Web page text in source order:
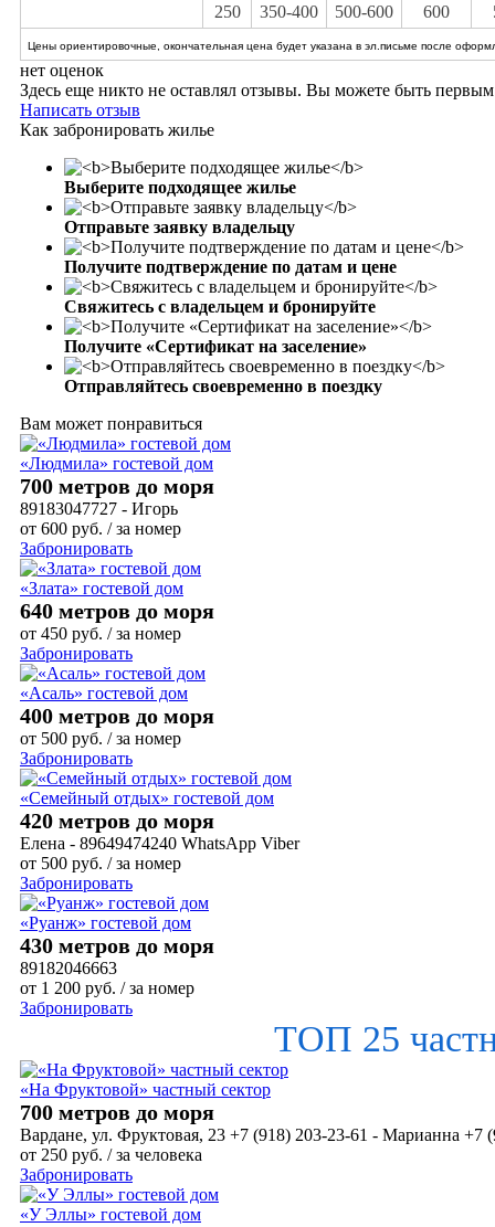
250
350-400 500-600 600
Цены ориентировочные, окончательная цена будет указана в эл.письме после
нет оценок
Здесь еще никто не оставлял отзывы. Вы можете быть первым
Написать отзыв
Как забронировать жилье
Выберите подходящее жилье
Отправьте заявку владельцу
Получите подтверждение по датам и цене
Свяжитесь с владельцем и бронируйте
Получите «Сертификат на заселение»
Отправляйтесь своевременно в поездку
Вам может понравиться
«Людмила» гостевой дом
700 метров до моря
89183047727 - Игорь
от 600 руб. / за номер
Забронировать
«Злата» гостевой дом
640 метров до моря
от 450 руб. / за номер
Забронировать
«Асаль» гостевой дом
400 метров до моря
от 500 руб. / за номер
Забронировать
«Семейный отдых» гостевой дом
420 метров до моря
Елена - 89649474240 WhatsApp Viber
от 500 руб. / за номер
Забронировать
«Руанж» гостевой дом
430 метров до моря
89182046663
от 1 200 руб. / за номер
Забронировать
ТОП 25
«На Фруктовой» частный сектор
700 метров до моря
Вардане, ул. Фруктовая, 23 +7 (918) 203-23-61 - Марианна +7
от 250 руб. / за человека
Забронировать
«У Эллы» гостевой дом